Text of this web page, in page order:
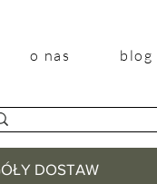
o nas blog
DOSTAW